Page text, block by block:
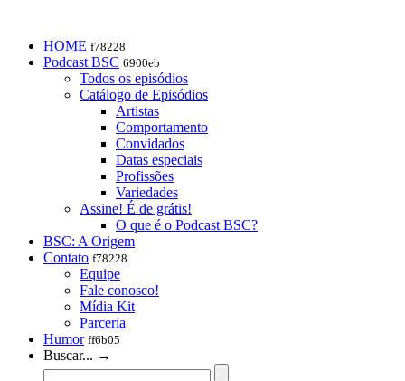
HOME f78228
Podcast BSC 6900eb
Todos os episódios
Catálogo de Episódios
Artistas
Comportamento
Convidados
Datas especiais
Profissões
Variedades
Assine! É de grátis!
O que é o Podcast BSC?
BSC: A Origem
Contato f78228
Equipe
Fale conosco!
Mídia Kit
Parceria
Humor ff6b05
Buscar... →